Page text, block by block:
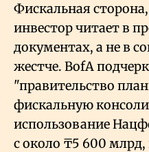
Фискальная сторона,
инвестор читает в
документах, а не в
жестче. BofA
"правительство
фискальную
использование
с около ₸5 600 млрд,